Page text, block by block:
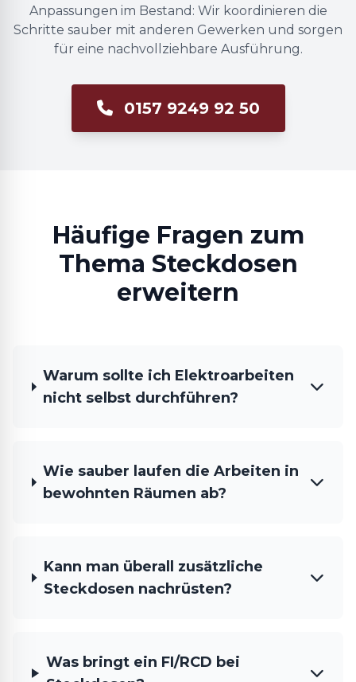
Anpassungen im Bestand: Wir koordinieren die
Schritte sauber mit anderen Gewerken und sorgen
für eine nachvollziehbare Ausführung.
0157 9249 92 50
Häufige Fragen zum
Thema Steckdosen
erweitern
Warum sollte ich Elektroarbeiten
nicht selbst durchführen?
Wie sauber laufen die Arbeiten in
bewohnten Räumen ab?
Kann man überall zusätzliche
Steckdosen nachrüsten?
Was bringt ein FI/RCD bei